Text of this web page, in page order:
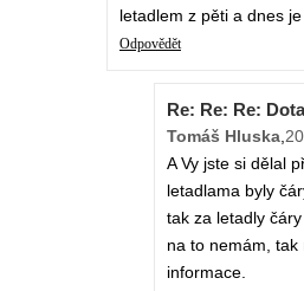
letadlem z pěti a dnes
Odpovědět
Re: Re: Re:
Tomáš Hluska,
A Vy jste si dělal
letadlama byly
tak za letadly
na to nemám,
informace.